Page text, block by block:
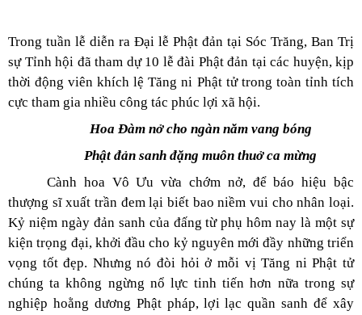
Trong tuần lễ diễn ra Đại lễ Phật đản tại Sóc Trăng, Ban Trị
sự Tỉnh hội đã tham dự 10 lễ đài Phật đản tại các huyện, kịp
thời động viên khích lệ Tăng ni Phật tử trong toàn tỉnh tích
cực tham gia nhiều công tác phúc lợi xã hội.
Hoa Đàm nở cho ngàn năm vang bóng
Phật đản sanh đặng muôn thuở ca mừng
Cành hoa Vô Ưu vừa chớm nở, để báo hiệu bậc
thượng sĩ xuất trần đem lại biết bao niềm vui cho nhân loại.
Kỷ niệm ngày đản sanh của đấng từ phụ hôm nay là một sự
kiện trọng đại, khởi đầu cho kỷ nguyên mới đầy những triển
vọng tốt đẹp. Nhưng nó đòi hỏi ở mỗi vị Tăng ni Phật tử
chúng ta không ngừng nổ lực tinh tiến hơn nữa trong sự
nghiệp hoằng dương Phật pháp, lợi lạc quần sanh để xây